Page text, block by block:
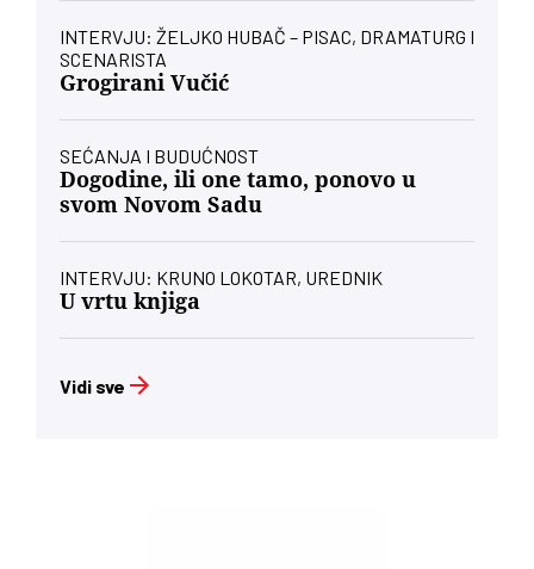
INTERVJU: ŽELJKO HUBAČ – PISAC, DRAMATURG I
SCENARISTA
Grogirani Vučić
SEĆANJA I BUDUĆNOST
Dogodine, ili one tamo, ponovo u
svom Novom Sadu
INTERVJU: KRUNO LOKOTAR, UREDNIK
U vrtu knjiga
Vidi sve